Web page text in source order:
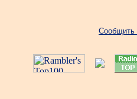
Сообщить